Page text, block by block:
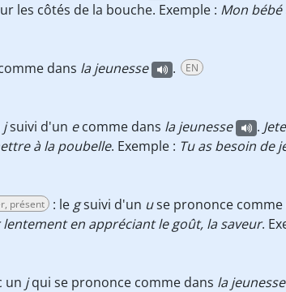
les côtés de la bouche. Exemple : Mon bébé
dans lajeunesse . EN
jsuivi d'un ecomme dans la jeunesse .
à la poubelle. Exemple : Tu as besoin de
présent : le gsuivi d'un use prononce comme
en appréciant le goût, la saveur.
un jqui se prononce comme dans lajeunesse